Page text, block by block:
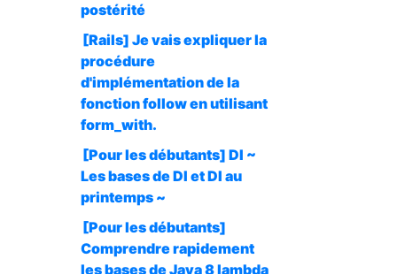
postérité
[Rails] Je vais expliquer la
procédure
d'implémentation de la
fonction follow en utilisant
form_with.
[Pour les débutants] DI ~
Les bases de DI et DI au
printemps ~
[Pour les débutants]
Comprendre rapidement
les bases de Java 8 lambda